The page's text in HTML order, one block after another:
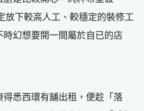
放下較高人工、較穩定的裝修工
幻想要開一間屬於自已的店
得悉西環有舖出租，便趁「落